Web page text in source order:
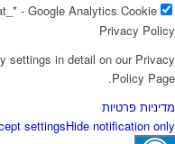
- Google Analytics Cookie.
Privacy Policy
settings in detail on our Privacy
Policy Page.
מדיניות פרטיות
settingsHide notification only